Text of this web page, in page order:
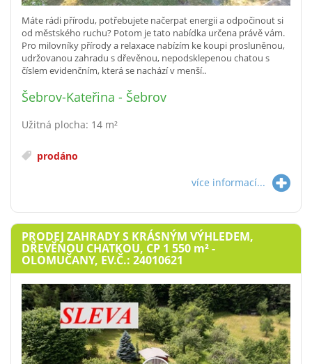
Máte rádi přírodu, potřebujete načerpat energii a odpočinout si
od městského ruchu? Potom je tato nabídka určena právě vám.
Pro milovníky přírody a relaxace nabízím ke koupi prosluněnou,
udržovanou zahradu s dřevěnou, nepodsklepenou chatou s
číslem evidenčním, která se nachází v menší..
Šebrov-Kateřina - Šebrov
Užitná plocha: 14 m²
prodáno
více informací...
PRODEJ ZAHRADY S KRÁSNÝM VÝHLEDEM,
DŘEVĚNOU CHATKOU, CP 1 550 m²-
OLOMUČANY, EV.Č.: 24010621